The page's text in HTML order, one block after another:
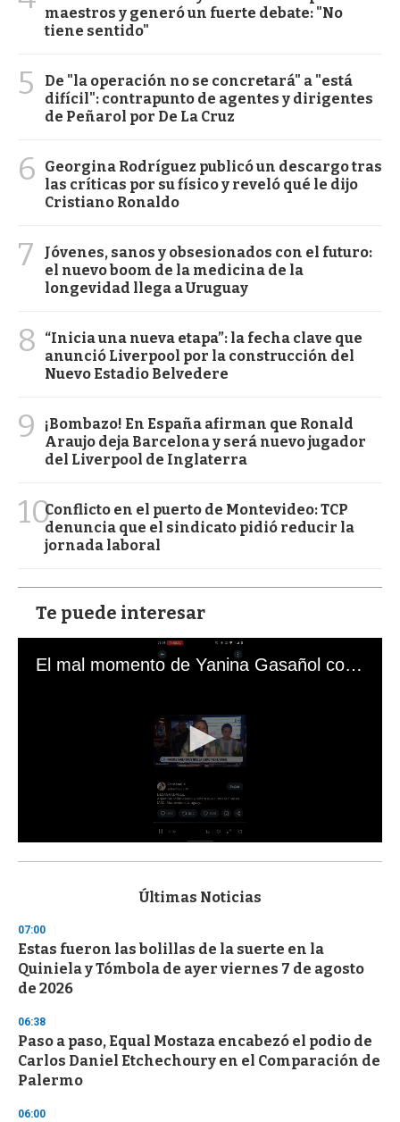
maestros y generó un fuerte debate: "No
tiene sentido"
5
De "la operación no se concretará" a "está
difícil": contrapunto de agentes y dirigentes
de Peñarol por De La Cruz
6
Georgina Rodríguez publicó un descargo tras
las críticas por su físico y reveló qué le dijo
Cristiano Ronaldo
7
Jóvenes, sanos y obsesionados con el futuro:
el nuevo boom de la medicina de la
longevidad llega a Uruguay
8
“Inicia una nueva etapa”: la fecha clave que
anunció Liverpool por la construcción del
Nuevo Estadio Belvedere
9
¡Bombazo! En España afirman que Ronald
Araujo deja Barcelona y será nuevo jugador
del Liverpool de Inglaterra
10Conflicto en el puerto de Montevideo: TCP
denuncia que el sindicato pidió reducir la
jornada laboral
Te puede interesar
El mal momento de Yanina Gasañol con un hincha argentino en "Subrayado"
s
d
s
o
f
3
s
e
c
o
n
Últimas Noticias
07:00
Estas fueron las bolillas de la suerte en la
Quiniela y Tómbola de ayer viernes 7 de agosto
de 2026
06:38
Paso a paso, Equal Mostaza encabezó el podio de
Carlos Daniel Etchechoury en el Comparación de
Palermo
06:00